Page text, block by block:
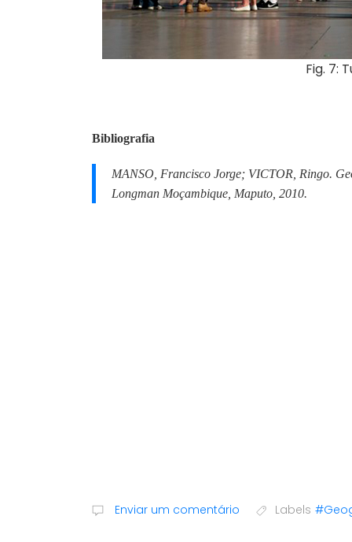
Fig. 7:
Bibliografia
MANSO, Francisco Jorge; VICTOR, Ringo.
Longman Moçambique, Maputo, 2010.
Enviar um comentário Labels